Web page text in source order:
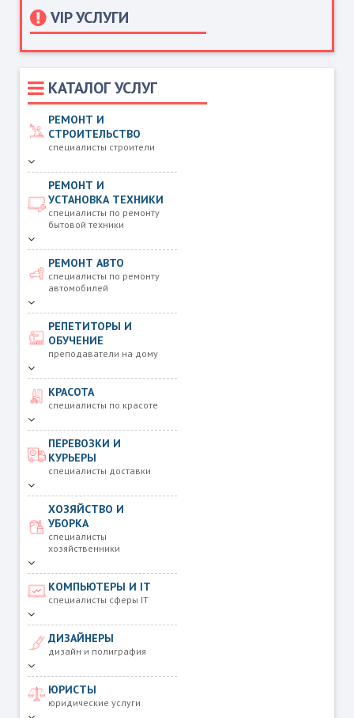
VIP УСЛУГИ
КАТАЛОГ УСЛУГ
РЕМОНТ И
СТРОИТЕЛЬСТВО
специалисты строители
РЕМОНТ И
УСТАНОВКА ТЕХНИКИ
специалисты по ремонту
бытовой техники
РЕМОНТ АВТО
специалисты по ремонту
автомобилей
РЕПЕТИТОРЫ И
ОБУЧЕНИЕ
преподаватели на дому
КРАСОТА
специалисты по красоте
ПЕРЕВОЗКИ И
КУРЬЕРЫ
специалисты доставки
ХОЗЯЙСТВО И
УБОРКА
специалисты
хозяйственники
КОМПЬЮТЕРЫ И IT
специалисты сферы IT
ДИЗАЙНЕРЫ
дизайн и полиграфия
ЮРИСТЫ
юридические услуги